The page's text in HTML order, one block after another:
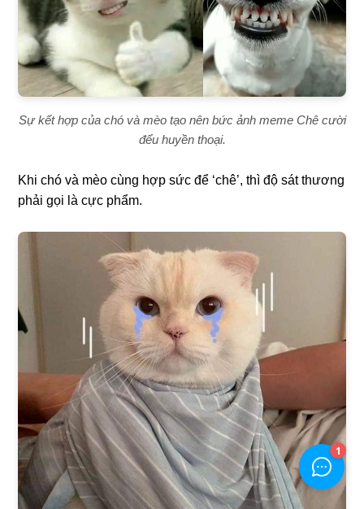
Sự kết hợp của chó và mèo tạo nên bức ảnh meme Chê cười
đểu huyền thoại.
Khi chó và mèo cùng hợp sức để ‘chê’, thì độ sát thương
phải gọi là cực phẩm.